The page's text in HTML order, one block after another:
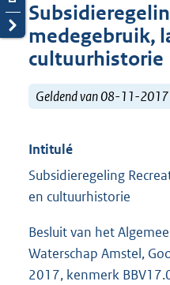
medegebruik,
cultuurhistorie
Geldend van 08-11-
Intitulé
Subsidieregeling
en cultuurhistorie
Besluit van het
Waterschap Amstel,
2017, kenmerk